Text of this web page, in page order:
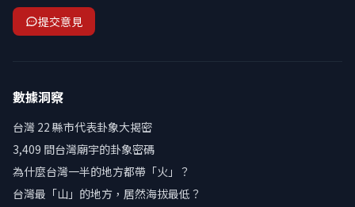
提交意見
數據洞察
台灣 22 縣市代表卦象大揭密
3,409 間台灣廟宇的卦象密碼
為什麼台灣一半的地方都帶「火」？
台灣最「山」的地方，居然海拔最低？